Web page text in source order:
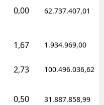
0,00 62.737.407,01
1,67 1.934.969,00
2,73 100.496.036,62
0,50 31.887.858,99